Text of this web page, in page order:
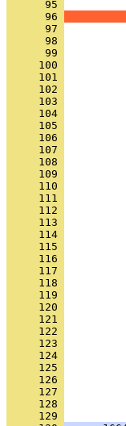
      95
      96
      97
      98
      99
     100
     101
     102
     103
     104
     105
     106
     107
     108
     109
     110
     111
     112
     113
     114
     115
     116
     117
     118
     119
     120
     121
     122
     123
     124
     125
     126
     127
     128
     129